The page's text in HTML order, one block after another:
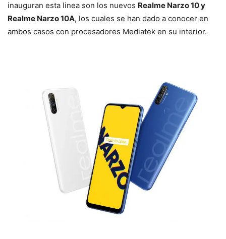
inauguran esta linea son los nuevos Realme Narzo 10 y
Realme Narzo 10A, los cuales se han dado a conocer en
ambos casos con procesadores Mediatek en su interior.